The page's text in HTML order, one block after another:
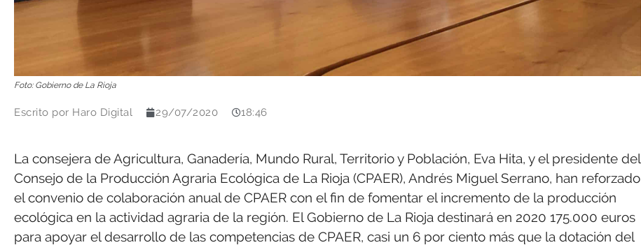
Foto: Gobierno de La Rioja
Escrito por Haro Digital 29/07/2020 18:46
La consejera de Agricultura, Ganadería, Mundo Rural, Territorio y Población, Eva Hita, y el presidente del
Consejo de la Producción Agraria Ecológica de La Rioja (CPAER), Andrés Miguel Serrano, han reforzado
el convenio de colaboración anual de CPAER con el fin de fomentar el incremento de la producción
ecológica en la actividad agraria de la región. El Gobierno de La Rioja destinará en 2020 175.000 euros
para apoyar el desarrollo de las competencias de CPAER, casi un 6 por ciento más que la dotación del